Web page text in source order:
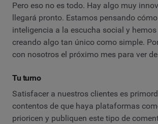
Pero eso no es todo. Hay algo muy
llegará pronto. Estamos pensando
inteligencia a la escucha social y
creando algo tan único como simple.
con nosotros el próximo mes para ver
Tu turno
Satisfacer a nuestros clientes es
contentos de que haya plataformas
prioricen y publiquen este tipo de